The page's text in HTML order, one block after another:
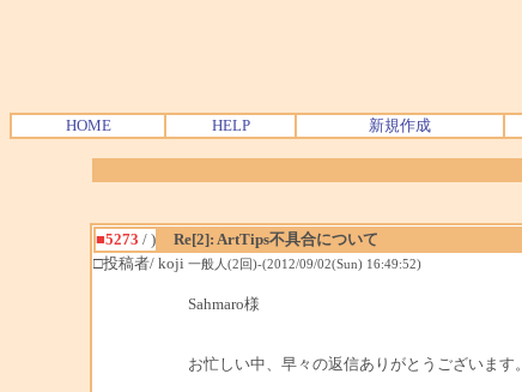
HOME HELP 新規作成
■5273 / )
Re[2]: ArtTips不具合について
□投稿者/ koji 一般人(2回)-(2012/09/02(Sun) 16:49:52)
Sahmaro様
お忙しい中、早々の返信ありがとうございます。